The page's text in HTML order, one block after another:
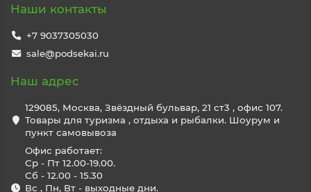
Наши контакты
+7 9037305030
sale@podsekai.ru
Наш адрес
129085, Москва, Звёздный бульвар, 21 ст3 , офис 107.
Товары для туризма , отдыха и рыбалки. Шоурум и
пункт самовывоза
Офис работает:
Ср - Пт 12.00-19.00.
Сб - 12.00 - 15.30
Вс , Пн, Вт - выходные дни.